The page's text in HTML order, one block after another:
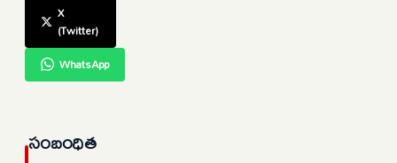
X
(Twitter)
WhatsApp
సంబంధిత